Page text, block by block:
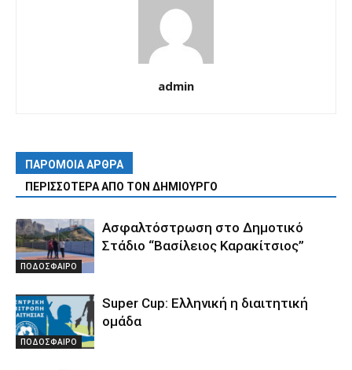
admin
ΠΑΡΟΜΟΙΑ ΑΡΘΡΑ
ΠΕΡΙΣΣΟΤΕΡΑ ΑΠΟ ΤΟΝ ΔΗΜΙΟΥΡΓΟ
ΠΟΔΟΣΦΑΙΡΟ
Ασφαλτόστρωση στο Δημοτικό
Στάδιο “Βασίλειος Καρακίτσιος”
ΠΟΔΟΣΦΑΙΡΟ
Super Cup: Ελληνική η διαιτητική
ομάδα